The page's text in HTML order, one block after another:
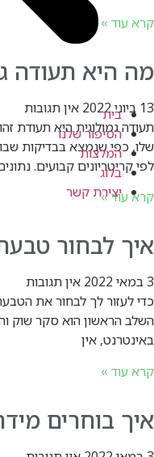
בית
הסיפור שלנו
המלצות
בלוג
יצירת קשר
קרא עוד »
מה היא תעודה
13 ביוני 2022
אין תגובות
תעודה גמולוגית היא תעודת
שלו, כפי שנמצא בבדיקות
לפי קריטריונים קבועים.
קרא עוד »
איך לבחור
3 במאי 2022
אין תגובות
כדי לעזור לך לבחור את
השלב הראשון הוא סקר שוק
באינטרנט, אין
קרא עוד »
איך בוחרים